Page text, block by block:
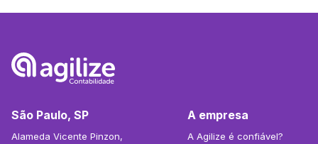
São Paulo, SP
Alameda Vicente Pinzon,
A empresa
A Agilize é confiável?